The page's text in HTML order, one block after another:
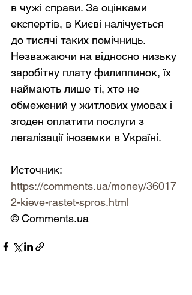
в чужі справи. За оцінками
експертів, в Києві налічується
до тисячі таких помічниць.
Незважаючи на відносно низьку
заробітну плату филиппинок, їх
наймають лише ті, хто не
обмежений у житлових умовах і
згоден оплатити послуги з
легалізації іноземки в Україні.
Источник:
https://comments.ua/money/36017
2-kieve-rastet-spros.html
© Comments.ua